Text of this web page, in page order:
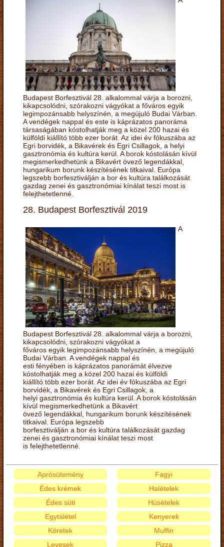
Budapest Borfesztivál 28. alkalommal várja a borozni,
kikapcsolódni, szórakozni vágyókat a főváros egyik
legimpozánsabb helyszínén, a megújuló Budai Várban.
A vendégek nappal és este is káprázatos panoráma
társaságában kóstolhatják meg a közel 200 hazai és
külföldi kiállító több ezer borát. Az idei év fókuszába az
Egri borvidék, a Bikavérek és Egri Csillagok, a helyi
gasztronómia és kultúra kerül. A borok kóstolásán kívül
megismerkedhetünk a Bikavért övező legendákkal,
hungarikum borunk készítésének titkaival. Európa
legszebb borfesztiválján a bor és kultúra találkozását
gazdag zenei és gasztronómiai kínálat teszi most is
felejthetetlenné.
28. Budapest Borfesztivál 2019
A
Budapest Borfesztivál 28. alkalommal várja a borozni,
kikapcsolódni, szórakozni vágyókat a
főváros egyik legimpozánsabb helyszínén, a megújuló
Budai Várban. A vendégek nappal és
esti fényében is káprázatos panorámát élvezve
kóstolhatják meg a közel 200 hazai és külföldi
kiállító több ezer borát. Az idei év fókuszába az Egri
borvidék, a Bikavérek és Egri Csillagok, a
helyi gasztronómia és kultúra kerül. A borok kóstolásán
kívül megismerkedhetünk a Bikavért
övező legendákkal, hungarikum borunk készítésének
titkaival. Európa legszebb
borfesztiválján a bor és kultúra találkozását gazdag
zenei és gasztronómiai kínálat teszi most
is felejthetetlenné.
Aprósütemény
Édes krémek
Édes süti
Egytálétel
Fagyi
Halételek
Húsételek
Kenyerek
Köretek
Levesek
Muffin
Pizza